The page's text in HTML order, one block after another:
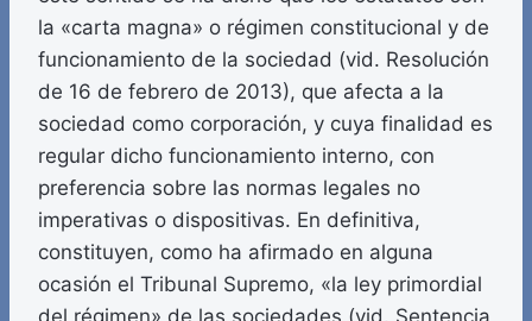
la «carta magna» o régimen constitucional y de
funcionamiento de la sociedad (vid. Resolución
de 16 de febrero de 2013), que afecta a la
sociedad como corporación, y cuya finalidad es
regular dicho funcionamiento interno, con
preferencia sobre las normas legales no
imperativas o dispositivas. En definitiva,
constituyen, como ha afirmado en alguna
ocasión el Tribunal Supremo, «la ley primordial